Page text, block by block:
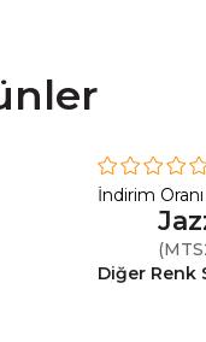
İndirim Oranı
Diğer Renk